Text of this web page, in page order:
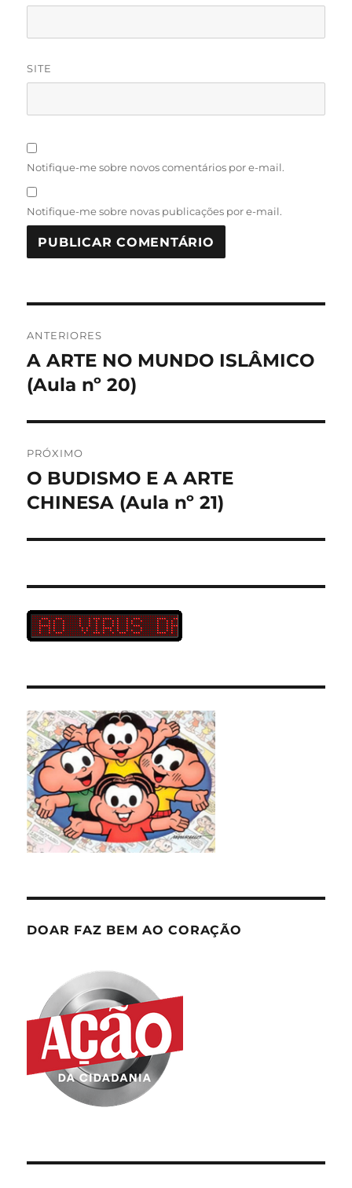
SITE
Notifique-me sobre novos comentários por e-mail.
Notifique-me sobre novas publicações por e-mail.
de
Post
ANTERIORES
Post
anterior:
A ARTE NO MUNDO ISLÂMICO
(Aula nº 20)
PRÓXIMO
Próximo
post:
O BUDISMO E A ARTE
CHINESA (Aula nº 21)
DOAR FAZ BEM AO CORAÇÃO